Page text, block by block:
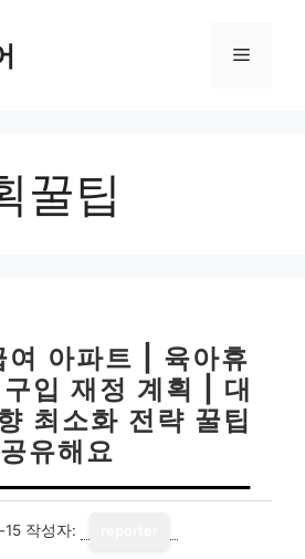
메
꿀팁
여 아파트 | 육아휴
입 재정 계획 | 대
최소화 전략 꿀팁
공유해요
15 작성자: